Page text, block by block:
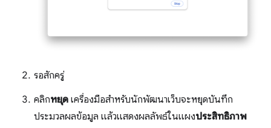
รอสักครู่
คลิกหยุด เครื่องมือสำหรับนักพัฒนาเว็บจะหยุดบันทึก
ประมวลผลข้อมูล แล้วแสดงผลลัพธ์ในแผงประสิทธิภาพ